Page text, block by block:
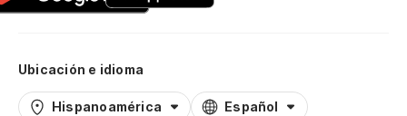
Ubicación e idioma
Hispanoamérica Español